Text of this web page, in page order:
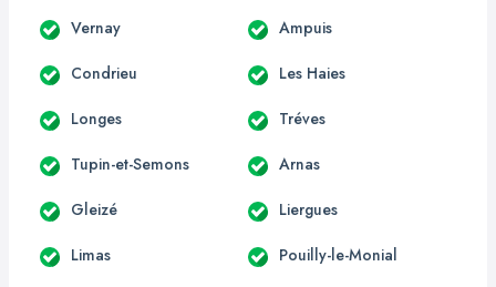
Vernay Ampuis
Condrieu Les Haies
Longes Tréves
Tupin-et-Semons Arnas
Gleizé Liergues
Limas Pouilly-le-Monial